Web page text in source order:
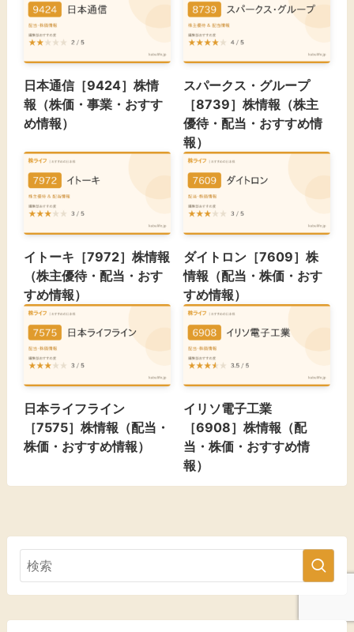
日本通信［9424］株情
報（株価・事業・おすす
め情報）
スパークス・グループ
［8739］株情報（株主
優待・配当・おすすめ情
報）
イトーキ［7972］株情報
（株主優待・配当・おす
すめ情報）
ダイトロン［7609］株
情報（配当・株価・おす
すめ情報）
日本ライフライン
［7575］株情報（配当・
株価・おすすめ情報）
イリソ電子工業
［6908］株情報（配
当・株価・おすすめ情
報）